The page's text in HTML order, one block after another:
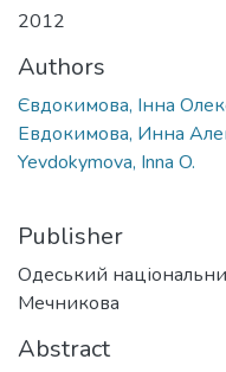
2012
Authors
Євдокимова, Інна
Евдокимова, Инна
Yevdokymova, Inna O.
Publisher
Одеський
Мечникова
Abstract